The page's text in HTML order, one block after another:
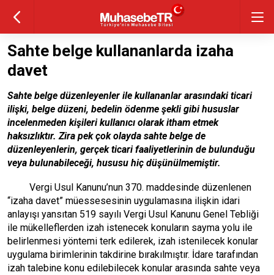
Sahte belge kullananlarda izaha
davet
Sahte belge düzenleyenler ile kullananlar arasındaki ticari
ilişki, belge düzeni, bedelin ödenme şekli gibi hususlar
incelenmeden kişileri kullanıcı olarak itham etmek
haksızlıktır. Zira pek çok olayda sahte belge de
düzenleyenlerin, gerçek ticari faaliyetlerinin de bulunduğu
veya bulunabileceği, hususu hiç düşünülmemiştir.
Vergi Usul Kanunu’nun 370. maddesinde düzenlenen
“izaha davet” müessesesinin uygulamasına ilişkin idari
anlayışı yansıtan 519 sayılı Vergi Usul Kanunu Genel Tebliği
ile mükelleflerden izah istenecek konuların sayma yolu ile
belirlenmesi yöntemi terk edilerek, izah istenilecek konular
uygulama birimlerinin takdirine bırakılmıştır. İdare tarafından
izah talebine konu edilebilecek konular arasında sahte veya